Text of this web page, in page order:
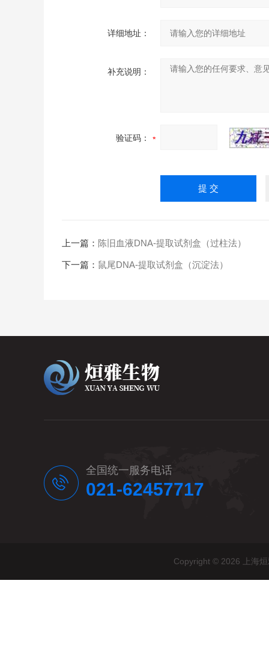
详细地址：
补充说明：
验证码：
上一篇： 陈旧血液DNA-提取试剂盒（过柱法）
下一篇： 鼠尾DNA-提取试剂盒（沉淀法）
全国统一服务电话
021-62457717
Copyright © 2026 上海